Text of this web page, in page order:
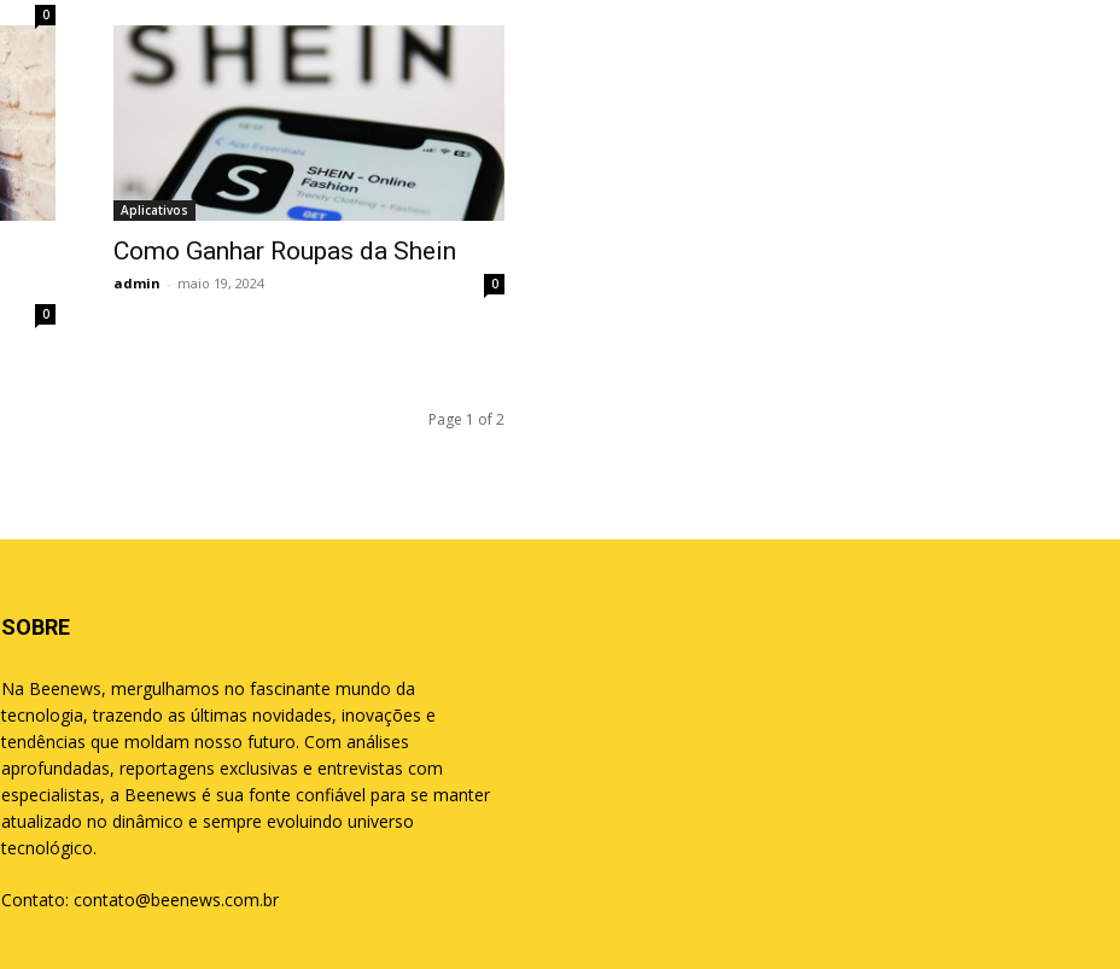
0
0
Aplicativos
Como Ganhar Roupas da Shein
admin - maio 19, 2024 0
Page 1 of 2
SOBRE
Na Beenews, mergulhamos no fascinante mundo da
tecnologia, trazendo as últimas novidades, inovações e
tendências que moldam nosso futuro. Com análises
aprofundadas, reportagens exclusivas e entrevistas com
especialistas, a Beenews é sua fonte confiável para se manter
atualizado no dinâmico e sempre evoluindo universo
tecnológico.
Contato: contato@beenews.com.br